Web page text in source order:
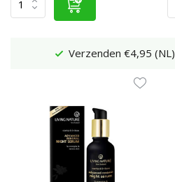
Verzenden €4,95 (NL)